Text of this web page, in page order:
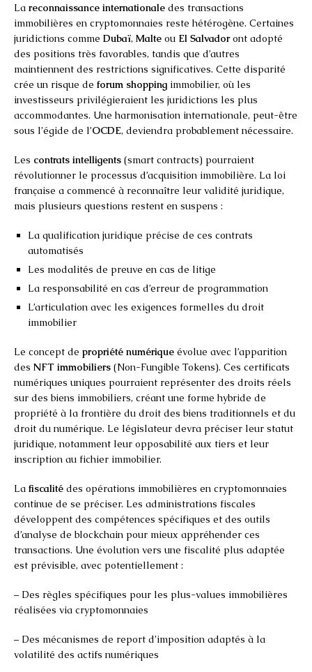
La reconnaissance internationale des transactions
immobilières en cryptomonnaies reste hétérogène. Certaines
juridictions comme Dubaï, Malte ou El Salvadoront adopté
des positions très favorables, tandis que d’autres
maintiennent des restrictions significatives. Cette disparité
crée un risque de forum shopping immobilier, où les
investisseurs privilégieraient les juridictions les plus
accommodantes. Une harmonisation internationale, peut-être
sous l’égide de l’OCDE, deviendra probablement nécessaire.
Les contrats intelligents (smart contracts) pourraient
révolutionner le processus d’acquisition immobilière. La loi
française a commencé à reconnaître leur validité juridique,
mais plusieurs questions restent en suspens :
La qualification juridique précise de ces contrats
automatisés
Les modalités de preuve en cas de litige
La responsabilité en cas d’erreur de programmation
L’articulation avec les exigences formelles du droit
immobilier
Le concept de propriété numérique évolue avec l’apparition
des NFT immobiliers (Non-Fungible Tokens). Ces certificats
numériques uniques pourraient représenter des droits réels
sur des biens immobiliers, créant une forme hybride de
propriété à la frontière du droit des biens traditionnels et du
droit du numérique. Le législateur devra préciser leur statut
juridique, notamment leur opposabilité aux tiers et leur
inscription au fichier immobilier.
La fiscalité des opérations immobilières en cryptomonnaies
continue de se préciser. Les administrations fiscales
développent des compétences spécifiques et des outils
d’analyse de blockchain pour mieux appréhender ces
transactions. Une évolution vers une fiscalité plus adaptée
est prévisible, avec potentiellement :
– Des règles spécifiques pour les plus-values immobilières
réalisées via cryptomonnaies
– Des mécanismes de report d’imposition adaptés à la
volatilité des actifs numériques